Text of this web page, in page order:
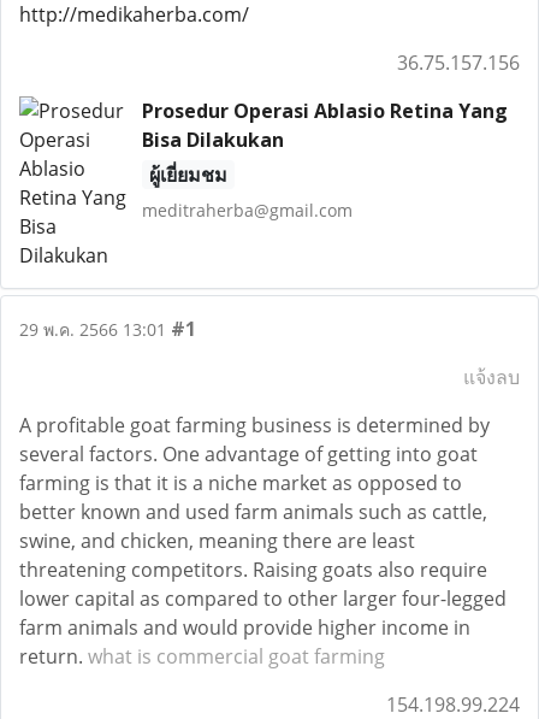
http://medikaherba.com/
36.75.157.156
Prosedur Operasi Ablasio Retina Yang
Bisa Dilakukan
ผู้เยี่ยมชม
meditraherba@gmail.com
29 พ.ค. 2566 13:01 #1
แจ้งลบ
A profitable goat farming business is determined by
several factors. One advantage of getting into goat
farming is that it is a niche market as opposed to
better known and used farm animals such as cattle,
swine, and chicken, meaning there are least
threatening competitors. Raising goats also require
lower capital as compared to other larger four-legged
farm animals and would provide higher income in
return. what is commercial goat farming
154.198.99.224